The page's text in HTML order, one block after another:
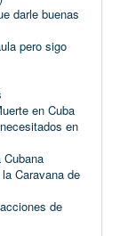
darle buenas
pero sigo
en Cuba
en
Caravana de
de